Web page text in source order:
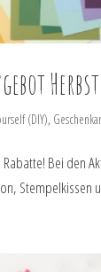
(DIY),
Rabatte! Bei den
Stempelkissen